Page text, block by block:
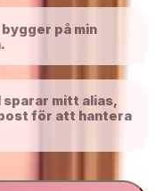
på min
mitt alias,
för att hantera